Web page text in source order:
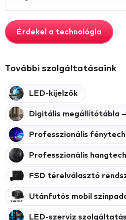
Érdekel a technológia
További szolgáltatásaink
LED-kijelzők
Digitális megállítótábla
Professzionális
Professzionális
FSD térelválasztó
Utánfutós mobil
LED-szerviz szolgáltatás